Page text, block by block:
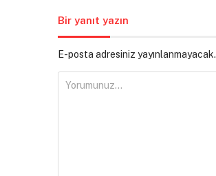
Bir yanıt yazın
E-posta adresiniz yayınlanmayacak.